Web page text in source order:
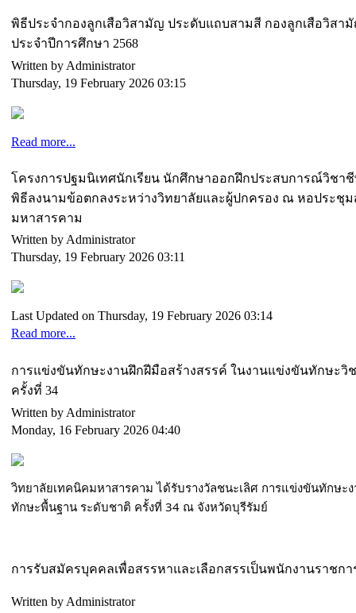
พิธีประจำกองลูกเสือวิสามัญ ประดับแถบสามสี กองลูกเสือวิส
ประจำปีการศึกษา 2568
Written by Administrator
Thursday, 19 February 2026 03:15
Read more...
โครงการปฐมนิเทศนักเรียน นักศึกษาออกฝึกประสบการณ์วิชาชี
พิธีลงนามข้อตกลงระหว่างวิทยาลัยและผู้ปกครอง ณ หอประชุ
มหาสารคาม
Written by Administrator
Thursday, 19 February 2026 03:11
Last Updated on Thursday, 19 February 2026 03:14
Read more...
การแข่งขันทักษะงานฝึกฝีมือสร้างสรรค์ ในงานแข่งขันทักษะ
ครั้งที่ 34
Written by Administrator
Monday, 16 February 2026 04:40
วิทยาลัยเทคนิคมหาสารคาม ได้รับรางวัลชนะเลิศ การแข่งขันทักษะ
ทักษะพื้นฐาน ระดับชาติ ครั้งที่ 34 ณ จังหวัดบุรีรัมย์
การรับสมัครบุคคลเพื่อสรรหาและเลือกสรรเป็นพนักงานราชกา
Written by Administrator